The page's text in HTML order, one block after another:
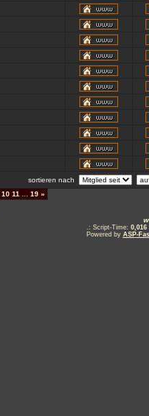
sortieren nach
10 11 19 »
.: Script-Time: 0,016
Powered by ASP-